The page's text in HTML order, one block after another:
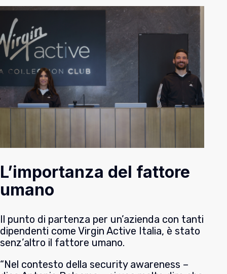
L’importanza del fattore
umano
Il punto di partenza per un’azienda con tanti
dipendenti come Virgin Active Italia, è stato
senz’altro il fattore umano.
“Nel contesto della security awareness –